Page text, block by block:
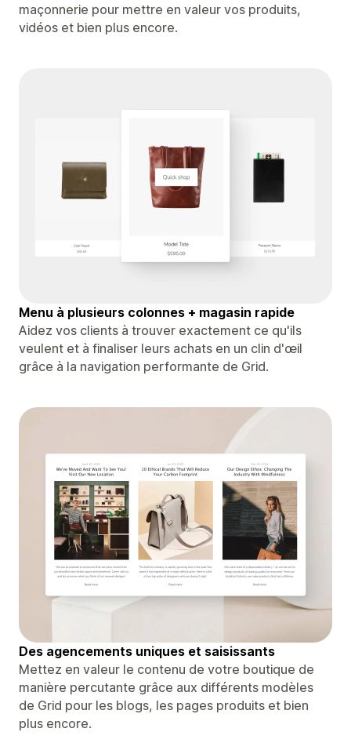
maçonnerie pour mettre en valeur vos produits,
vidéos et bien plus encore.
Menu à plusieurs colonnes + magasin rapide
Aidez vos clients à trouver exactement ce qu'ils
veulent et à finaliser leurs achats en un clin d'œil
grâce à la navigation performante de Grid.
Des agencements uniques et saisissants
Mettez en valeur le contenu de votre boutique de
manière percutante grâce aux différents modèles
de Grid pour les blogs, les pages produits et bien
plus encore.